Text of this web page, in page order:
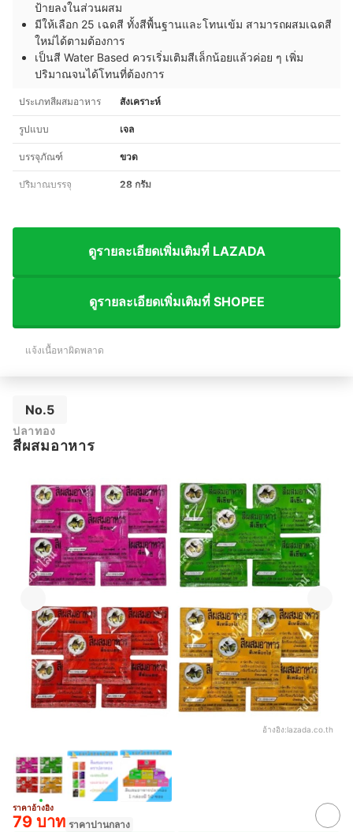
ป้ายลงในส่วนผสม
มีให้เลือก 25 เฉดสี ทั้งสีพื้นฐานและโทนเข้ม สามารถผสมเฉดสี
ใหม่ได้ตามต้องการ
เป็นสี Water Based ควรเริ่มเติมสีเล็กน้อยแล้วค่อย ๆ เพิ่ม
ปริมาณจนได้โทนที่ต้องการ
ประเภทสีผสมอาหาร สังเคราะห์
รูปแบบ เจล
บรรจุภัณฑ์ ขวด
ปริมาณบรรจุ 28 กรัม
ดูรายละเอียดเพิ่มเติมที่ LAZADA
ดูรายละเอียดเพิ่มเติมที่ SHOPEE
แจ้งเนื้อหาผิดพลาด
No.5
ปลาทอง
สีผสมอาหาร
อ้างอิง:lazada.co.th
ราคาอ้างอิง
79 บาท ราคาปานกลาง